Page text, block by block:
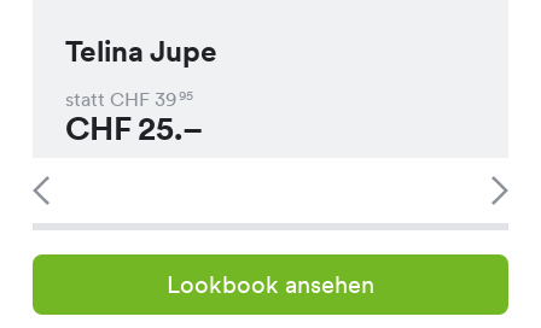
Telina Jupe
statt CHF 3995
CHF25.–
Lookbook ansehen